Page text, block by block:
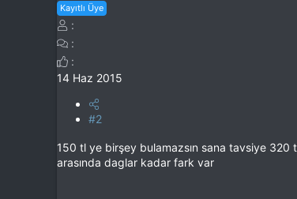
Kayıtlı Üye
14 Haz 2015
#2
150 tl ye birşey bulamazsın sana tavsiye 320
arasında daglar kadar fark var